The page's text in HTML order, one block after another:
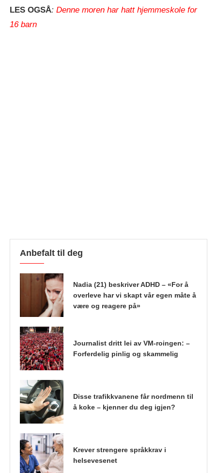
LES OGSÅ: Denne moren har hatt hjemmeskole for
16 barn
Anbefalt til deg
Nadia (21) beskriver ADHD – «For å
overleve har vi skapt vår egen måte å
være og reagere på»
Journalist dritt lei av VM-roingen: –
Forferdelig pinlig og skammelig
Disse trafikkvanene får nordmenn til
å koke – kjenner du deg igjen?
Krever strengere språkkrav i
helsevesenet